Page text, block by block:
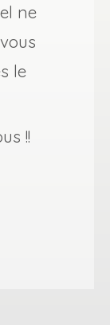
ne
le
!!